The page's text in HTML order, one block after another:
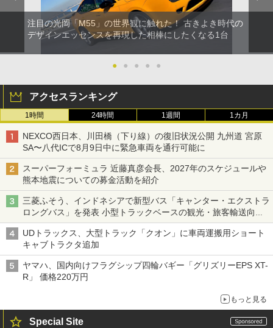
注目の光岡「M55」の世界観に触れた！ 古きよき時代の
デザインエッセンスを再現した相棒にしたくなる1台
● ● ● ● ●
アクセスランキング
1時間 24時間 1週間 1カ月
NEXCO西日本、川田橋（下り線）の復旧状況公開 九州道 宮原
SA〜八代ICで8月9日中に緊急車両を通行可能に
スーパーフォーミュラ 近藤真彦会長、2027年のスケジュールや
熊本地震についての募金活動を紹介
三菱ふそう、インドネシアで新型バス「キャンター・エクストラ
ロングバス」を発表 小型トラックベースの観光・旅客輸送向け
バス
UDトラックス、大型トラック「クオン」に車両運搬用ショート
キャブトラクタ追加
ヤマハ、国内向けフラグシップ四輪バギー「グリズリーEPS XT-
R」 価格220万円
もっと見る
Special Site